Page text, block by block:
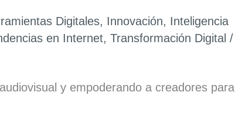
Digitales, Innovación, Inteligencia
en Internet, Transformación Digital /
y empoderando a creadores para